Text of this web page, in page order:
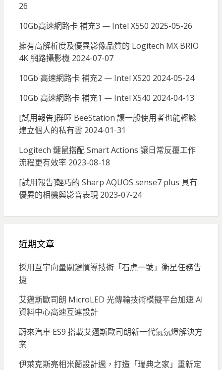
26
10Gb高速網路卡 補充3 — Intel X550 2025-05-26
擁有高解析度及優異影像品質的 Logitech MX BRIO
4K 網路攝影機 2024-07-07
10Gb 高速網路卡 補充2 — Intel X520 2024-05-24
10Gb 高速網路卡 補充1 — Intel X540 2024-04-13
[試用報告]群暉 BeeStation 讓一般使用者也能輕鬆
建立個人的私有雲 2024-01-31
Logitech 鍵鼠搭配 Smart Actions 讓日常反覆工作
流程更有效率 2023-08-18
[試用報告]輕巧的 Sharp AQUOS sense7 plus 具有
優異的相機與影音表現 2023-07-24
近期文章
採用互宇向量關鍵慣導技術「石虎一號」衛星任務告
捷
艾邁斯歐司朗 MicroLED 光傳輸技術模擬平台加速 AI
資料中心高速互連設計
蔚來汽車 ES9 搭載艾邁斯歐司朗新一代氣氛燈解決方
案
伊萊克斯亮相米蘭設計週，打造「瑞典之家」重新定